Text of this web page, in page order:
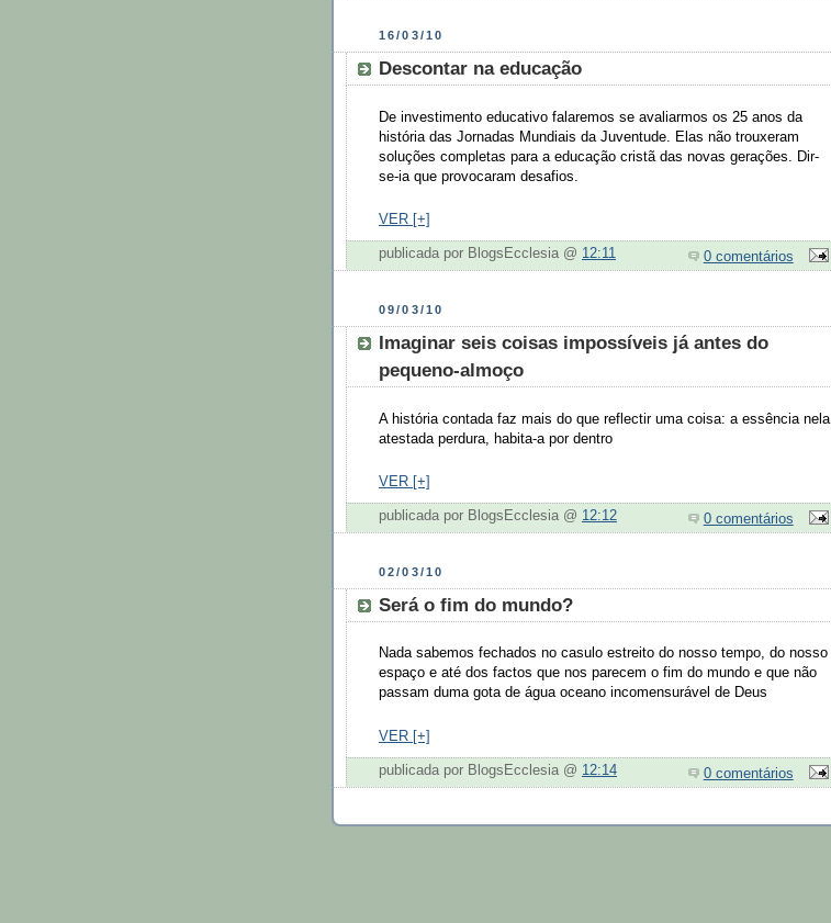
16/03/10
Descontar na educação
De investimento educativo falaremos se avaliarmos os 25 anos da
história das Jornadas Mundiais da Juventude. Elas não trouxeram
soluções completas para a educação cristã das novas gerações. Dir-
se-ia que provocaram desafios.
VER [+]
publicada por BlogsEcclesia @ 12:11 0 comentários
09/03/10
Imaginar seis coisas impossíveis já antes do
pequeno-almoço
A história contada faz mais do que reflectir uma coisa: a essência nela
atestada perdura, habita-a por dentro
VER [+]
publicada por BlogsEcclesia @ 12:12 0 comentários
02/03/10
Será o fim do mundo?
Nada sabemos fechados no casulo estreito do nosso tempo, do nosso
espaço e até dos factos que nos parecem o fim do mundo e que não
passam duma gota de água oceano incomensurável de Deus
VER [+]
publicada por BlogsEcclesia @ 12:14 0 comentários